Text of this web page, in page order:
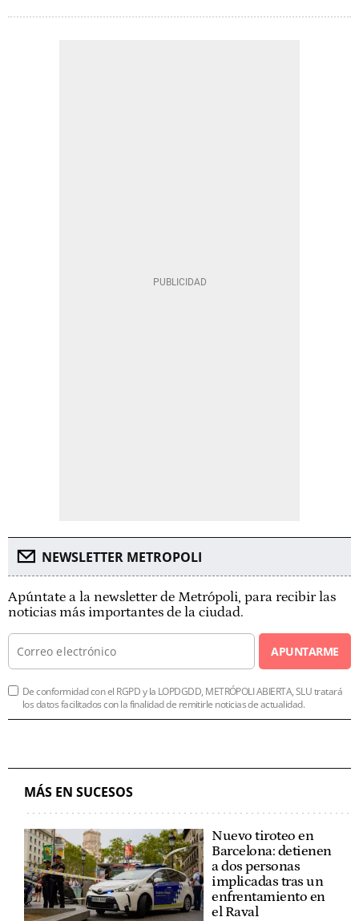
NEWSLETTER METROPOLI
Apúntate a la newsletter de Metrópoli, para recibir las
noticias más importantes de la ciudad.
APUNTARME
De conformidad con el RGPD y la LOPDGDD, METRÓPOLI ABIERTA, SLU tratará
los datos facilitados con la finalidad de remitirle noticias de actualidad.
MÁS EN SUCESOS
Nuevo tiroteo en
Barcelona: detienen
a dos personas
implicadas tras un
enfrentamiento en
el Raval